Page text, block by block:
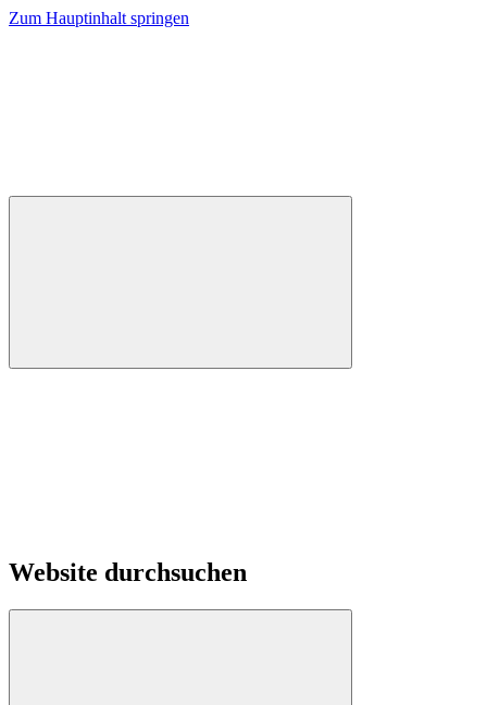
Zum Hauptinhalt springen
Website durchsuchen